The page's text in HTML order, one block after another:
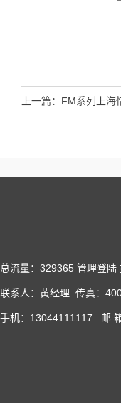
上一篇： FM系列上海
总流量：329365 管理登陆
联系人：黄经理 传真：
手机：13044111117 邮